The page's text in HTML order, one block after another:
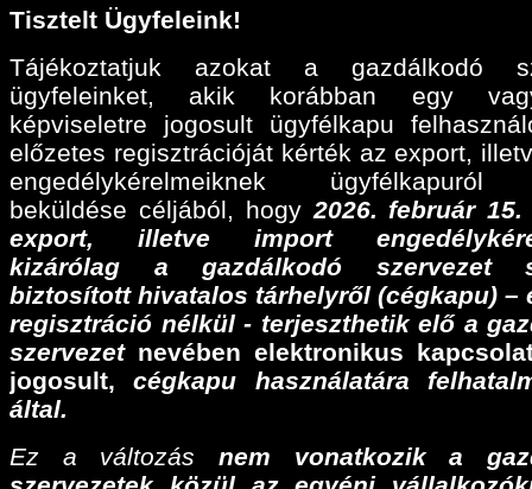
Tisztelt Ügyfeleink!
Tájékoztatjuk azokat a gazdálkodó
ügyfeleinket, akik korábban egy
képviseletre jogosult ügyfélkapu
előzetes regisztrációját kérték az export,
engedélykérelmeiknek ügyfélkapuról
beküldése céljából, hogy 2026. február
export, illetve import
kizárólag a gazdálkodó szervezet
biztosított hivatalos tárhelyről (cégkapu) –
regisztráció nélkül - terjeszthetik elő a
szervezet nevében elektronikus
jogosult, cégkapu használatára
által.
Ez a változás nem vonatkozik a